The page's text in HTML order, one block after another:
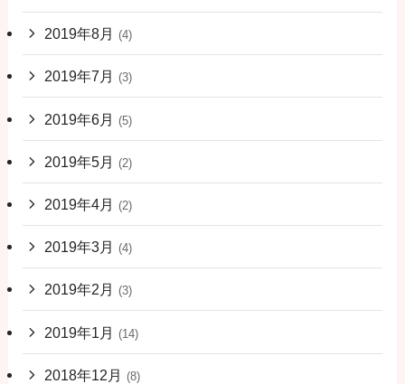
2019年8月 (4)
2019年7月 (3)
2019年6月 (5)
2019年5月 (2)
2019年4月 (2)
2019年3月 (4)
2019年2月 (3)
2019年1月 (14)
2018年12月 (8)